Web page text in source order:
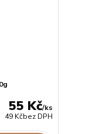
55 Kč/ks
49 Kčbez DPH